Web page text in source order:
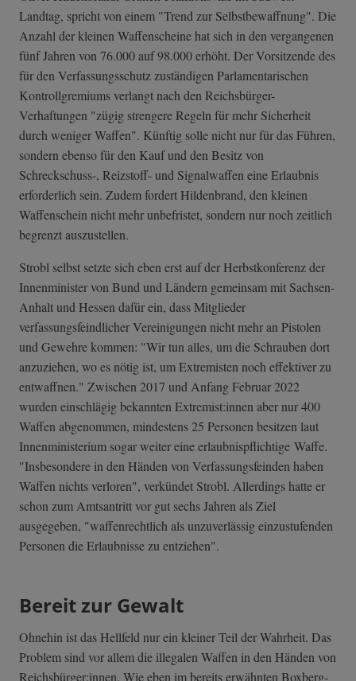
Landtag, spricht von einem "Trend zur Selbstbewaffnung". Die
Anzahl der kleinen Waffenscheine hat sich in den vergangenen
fünf Jahren von 76.000 auf 98.000 erhöht. Der Vorsitzende des
für den Verfassungsschutz zuständigen Parlamentarischen
Kontrollgremiums verlangt nach den Reichsbürger-
Verhaftungen "zügig strengere Regeln für mehr Sicherheit
durch weniger Waffen". Künftig solle nicht nur für das Führen,
sondern ebenso für den Kauf und den Besitz von
Schreckschuss-, Reizstoff- und Signalwaffen eine Erlaubnis
erforderlich sein. Zudem fordert Hildenbrand, den kleinen
Waffenschein nicht mehr unbefristet, sondern nur noch zeitlich
begrenzt auszustellen.
Strobl selbst setzte sich eben erst auf der Herbstkonferenz der
Innenminister von Bund und Ländern gemeinsam mit Sachsen-
Anhalt und Hessen dafür ein, dass Mitglieder
verfassungsfeindlicher Vereinigungen nicht mehr an Pistolen
und Gewehre kommen: "Wir tun alles, um die Schrauben dort
anzuziehen, wo es nötig ist, um Extremisten noch effektiver zu
entwaffnen." Zwischen 2017 und Anfang Februar 2022
wurden einschlägig bekannten Extremist:innen aber nur 400
Waffen abgenommen, mindestens 25 Personen besitzen laut
Innenministerium sogar weiter eine erlaubnispflichtige Waffe.
"Insbesondere in den Händen von Verfassungsfeinden haben
Waffen nichts verloren", verkündet Strobl. Allerdings hatte er
schon zum Amtsantritt vor gut sechs Jahren als Ziel
ausgegeben, "waffenrechtlich als unzuverlässig einzustufenden
Personen die Erlaubnisse zu entziehen".
Bereit zur Gewalt
Ohnehin ist das Hellfeld nur ein kleiner Teil der Wahrheit. Das
Problem sind vor allem die illegalen Waffen in den Händen von
Reichsbürger:innen. Wie eben im bereits erwähnten Boxberg-